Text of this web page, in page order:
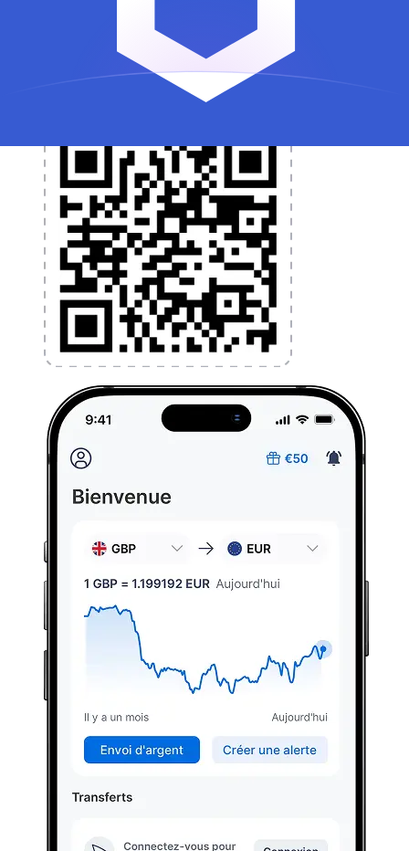
l'argent à l'étranger sans frais cachés. Téléchargez
l'application dès aujourd'hui !